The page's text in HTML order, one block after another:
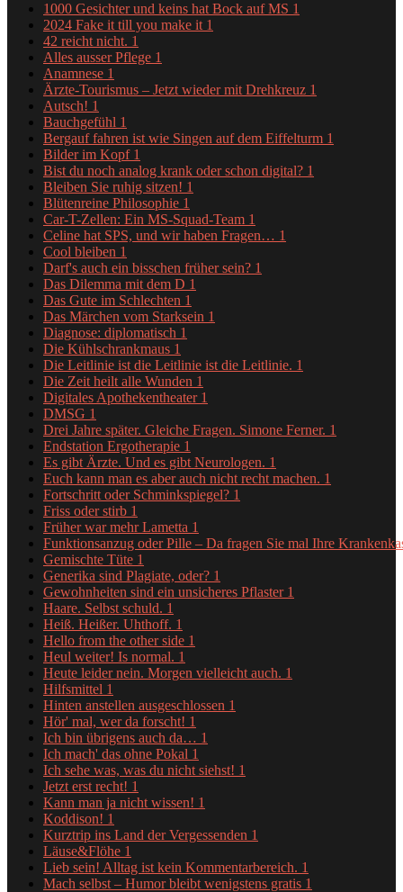
1000 Gesichter und keins hat Bock auf MS 1
2024 Fake it till you make it 1
42 reicht nicht. 1
Alles ausser Pflege 1
Anamnese 1
Ärzte-Tourismus – Jetzt wieder mit Drehkreuz 1
Autsch! 1
Bauchgefühl 1
Bergauf fahren ist wie Singen auf dem Eiffelturm 1
Bilder im Kopf 1
Bist du noch analog krank oder schon digital? 1
Bleiben Sie ruhig sitzen! 1
Blütenreine Philosophie 1
Car-T-Zellen: Ein MS-Squad-Team 1
Celine hat SPS, und wir haben Fragen… 1
Cool bleiben 1
Darf's auch ein bisschen früher sein? 1
Das Dilemma mit dem D 1
Das Gute im Schlechten 1
Das Märchen vom Starksein 1
Diagnose: diplomatisch 1
Die Kühlschrankmaus 1
Die Leitlinie ist die Leitlinie ist die Leitlinie. 1
Die Zeit heilt alle Wunden 1
Digitales Apothekentheater 1
DMSG 1
Drei Jahre später. Gleiche Fragen. Simone Ferner. 1
Endstation Ergotherapie 1
Es gibt Ärzte. Und es gibt Neurologen. 1
Euch kann man es aber auch nicht recht machen. 1
Fortschritt oder Schminkspiegel? 1
Friss oder stirb 1
Früher war mehr Lametta 1
Funktionsanzug oder Pille – Da fragen Sie mal Ihre
Gemischte Tüte 1
Generika sind Plagiate, oder? 1
Gewohnheiten sind ein unsicheres Pflaster 1
Haare. Selbst schuld. 1
Heiß. Heißer. Uhthoff. 1
Hello from the other side 1
Heul weiter! Is normal. 1
Heute leider nein. Morgen vielleicht auch. 1
Hilfsmittel 1
Hinten anstellen ausgeschlossen 1
Hör' mal, wer da forscht! 1
Ich bin übrigens auch da… 1
Ich mach' das ohne Pokal 1
Ich sehe was, was du nicht siehst! 1
Jetzt erst recht! 1
Kann man ja nicht wissen! 1
Koddison! 1
Kurztrip ins Land der Vergessenden 1
Läuse&Flöhe 1
Lieb sein! Alltag ist kein Kommentarbereich. 1
Mach selbst – Humor bleibt wenigstens gratis 1